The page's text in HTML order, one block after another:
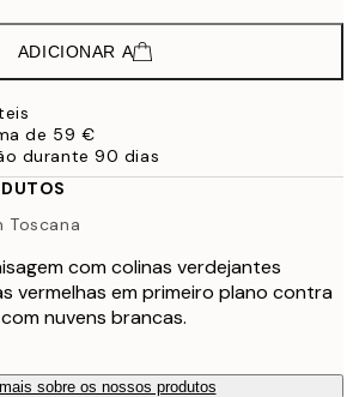
ADICIONAR A
de 59 €
durante 90 dias
Toscana
com colinas verdejantes
vermelhas em primeiro plano contra
nuvens brancas.
sobre os nossos produtos